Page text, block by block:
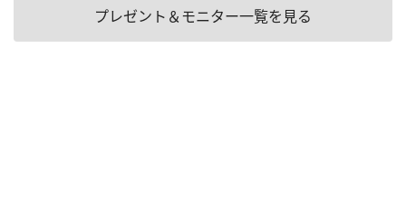
プレゼント＆モニター一覧を見る